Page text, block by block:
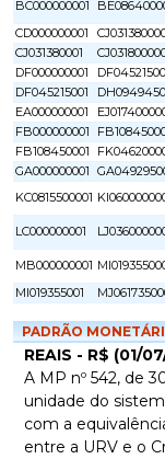
BC000000001
CD000000001
CJ031380001
DF000000001
DF045215001
EA000000001
FB000000001
FB108450001
GA000000001
KC0815500001
LC000000001
MB000000001
MI019355001
PADRÃO
REAIS - R$ (01/
A MP nº 542, de
unidade do
com a
entre a URV e o